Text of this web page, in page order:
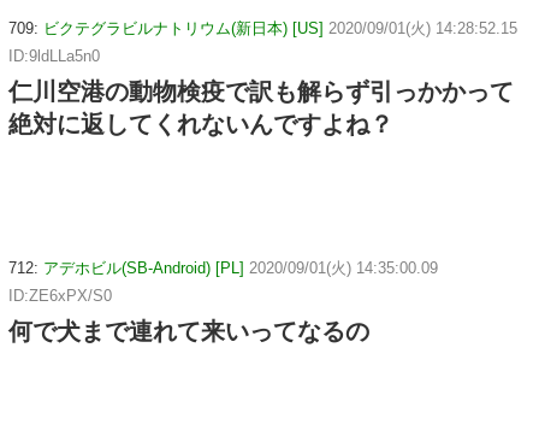
709: ビクテグラビルナトリウム(新日本) [US] 2020/09/01(火) 14:28:52.15
ID:9ldLLa5n0
仁川空港の動物検疫で訳も解らず引っかかって
絶対に返してくれないんですよね？
712: アデホビル(SB-Android) [PL] 2020/09/01(火) 14:35:00.09
ID:ZE6xPX/S0
何で犬まで連れて来いってなるの